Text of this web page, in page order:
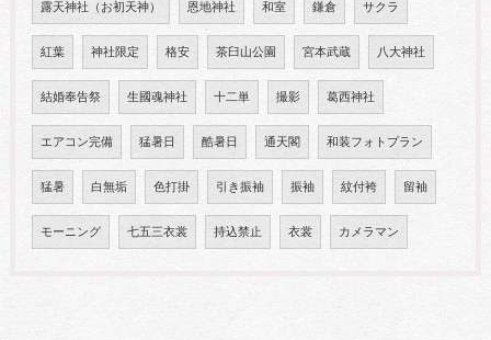
露天神社（お初天神） 恩地神社 和室 鎌倉 サクラ
紅葉 神社限定 格安 茶臼山公園 宮本武蔵 八大神社
結婚奉告祭 生國魂神社 十二単 撮影 葛西神社
エアコン完備 猛暑日 酷暑日 通天閣 和装フォトプラン
猛暑 白無垢 色打掛 引き振袖 振袖 紋付袴 留袖
モーニング 七五三衣裳 持込禁止 衣裳 カメラマン